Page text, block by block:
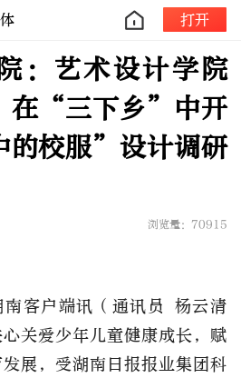
打开
：艺术设计学院
在“三下乡”中开
的校服”设计调研
浏览量：70915
客户端讯（通讯员 杨云清
关爱少年儿童健康成长，赋
展，受湖南日报报业集团科